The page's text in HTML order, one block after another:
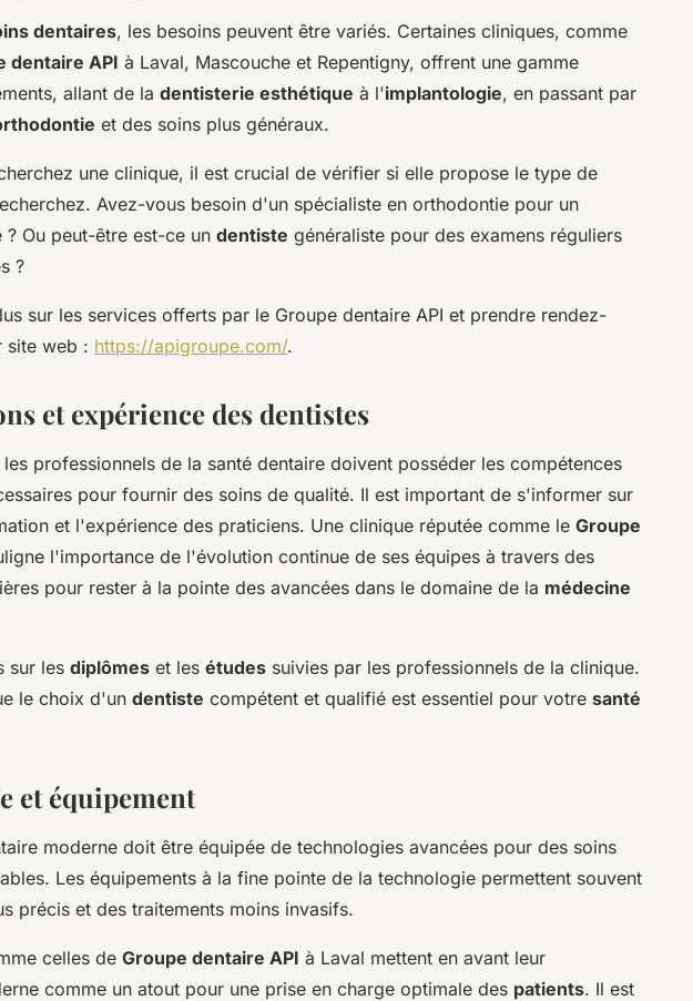
dentaires, les besoins peuvent être variés. Certaines cliniques, comme
dentaire API à Laval, Mascouche et Repentigny, offrent une gamme
allant de la dentisterie esthétique à l'implantologie, en passant par
et des soins plus généraux.
une clinique, il est crucial de vérifier si elle propose le type de
Avez-vous besoin d'un spécialiste en orthodontie pour un
Ou peut-être est-ce un dentiste généraliste pour des examens réguliers
?
sur les services offerts par le Groupe dentaire API et prendre rendez-
site web : https://apigroupe.com/.
et expérience des dentistes
les professionnels de la santé dentaire doivent posséder les compétences
pour fournir des soins de qualité. Il est important de s'informer sur
et l'expérience des praticiens. Une clinique réputée comme le Groupe
l'importance de l'évolution continue de ses équipes à travers des
pour rester à la pointe des avancées dans le domaine de la médecine
sur les diplômes et les études suivies par les professionnels de la clinique.
le choix d'un dentiste compétent et qualifié est essentiel pour votre santé
et équipement
moderne doit être équipée de technologies avancées pour des soins
Les équipements à la fine pointe de la technologie permettent souvent
précis et des traitements moins invasifs.
celles de Groupe dentaire API à Laval mettent en avant leur
comme un atout pour une prise en charge optimale des patients. Il est